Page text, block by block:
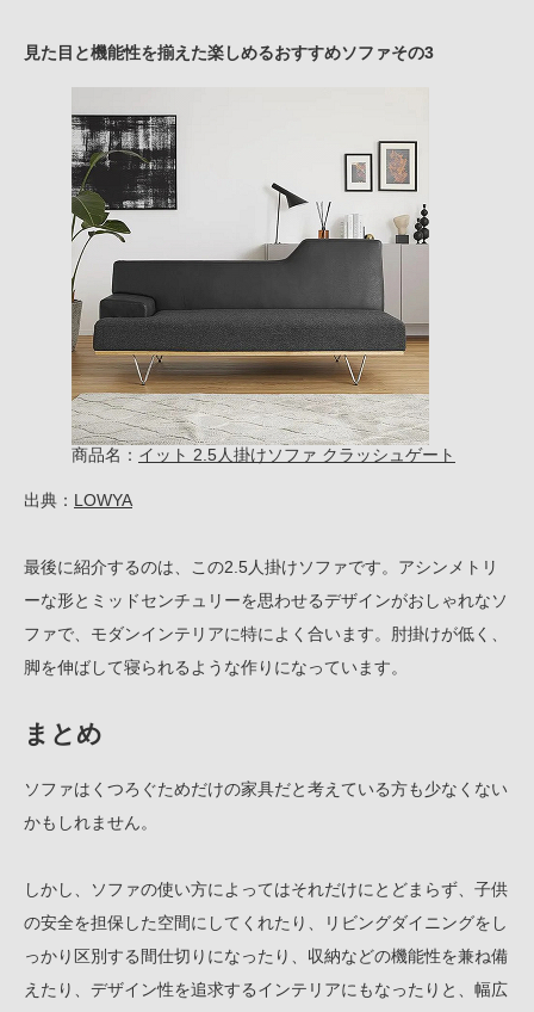
見た目と機能性を揃えた楽しめるおすすめソファその3
商品名： イット 2.5人掛けソファ クラッシュゲート
出典： LOWYA
最後に紹介するのは、この2.5人掛けソファです。アシンメトリ
ーな形とミッドセンチュリーを思わせるデザインがおしゃれなソ
ファで、モダンインテリアに特によく合います。肘掛けが低く、
脚を伸ばして寝られるような作りになっています。
まとめ
ソファはくつろぐためだけの家具だと考えている方も少なくない
かもしれません。
しかし、ソファの使い方によってはそれだけにとどまらず、子供
の安全を担保した空間にしてくれたり、リビングダイニングをし
っかり区別する間仕切りになったり、収納などの機能性を兼ね備
えたり、デザイン性を追求するインテリアにもなったりと、幅広